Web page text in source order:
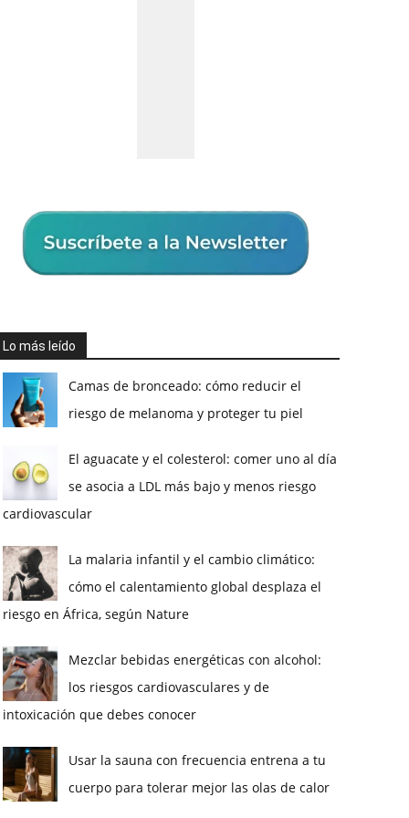
Lo más leído
Camas de bronceado: cómo reducir el
riesgo de melanoma y proteger tu piel
El aguacate y el colesterol: comer uno al día
se asocia a LDL más bajo y menos riesgo
cardiovascular
La malaria infantil y el cambio climático:
cómo el calentamiento global desplaza el
riesgo en África, según Nature
Mezclar bebidas energéticas con alcohol:
los riesgos cardiovasculares y de
intoxicación que debes conocer
Usar la sauna con frecuencia entrena a tu
cuerpo para tolerar mejor las olas de calor